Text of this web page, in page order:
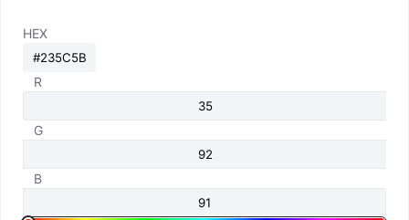
HEX
R
G
B